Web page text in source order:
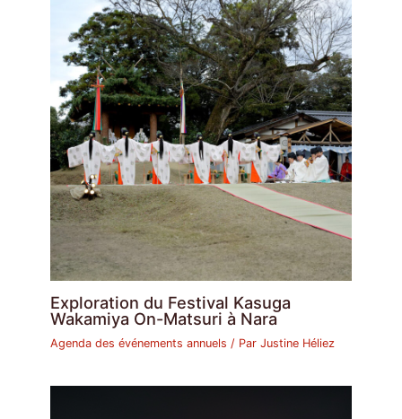
Exploration du Festival Kasuga
Wakamiya On-Matsuri à Nara
Agenda des événements annuels / ParJustine Héliez